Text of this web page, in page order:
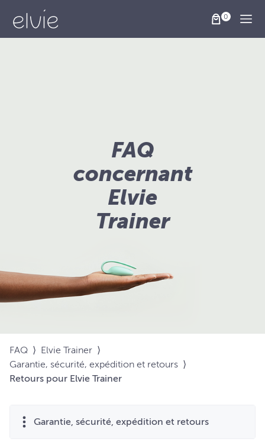
FAQ
concernant
Elvie
Trainer
FAQ ⟩ Elvie Trainer ⟩
Garantie, sécurité, expédition et retours ⟩
Retours pour Elvie Trainer
Garantie, sécurité, expédition et retours